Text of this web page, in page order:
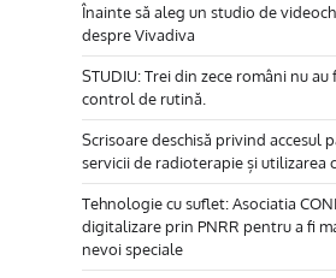
Înainte să aleg un studio de
despre Vivadiva
STUDIU: Trei din zece români nu
control de rutină.
Scrisoare deschisă privind accesul
servicii de radioterapie și
Tehnologie cu suflet: Asociatia
digitalizare prin PNRR pentru a fi
nevoi speciale